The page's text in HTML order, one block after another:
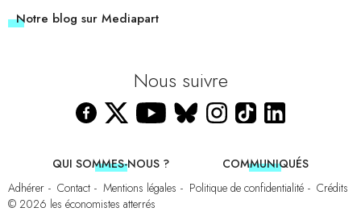
Notre blog sur Mediapart
Nous suivre
QUI SOMMES-NOUS ?
COMMUNIQUÉS
Adhérer
Contact Mentions légales Politique de confidentialité
Crédits
© 2026 les économistes atterrés